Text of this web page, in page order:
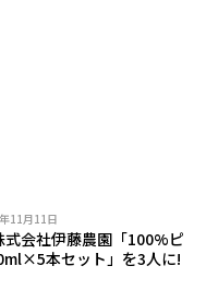
11月11日
式会社伊藤農園「100%ピ
本セット」を3人に!